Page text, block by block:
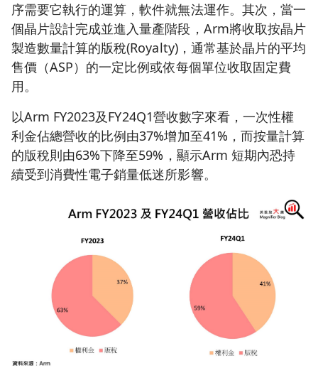
序需要它執行的運算，軟件就無法運作。其次，當一
個晶片設計完成並進入量產階段，Arm將收取按晶片
製造數量計算的版稅(Royalty)，通常基於晶片的平均
售價（ASP）的一定比例或依每個單位收取固定費
用。
以Arm FY2023及FY24Q1營收數字來看，一次性權
利金佔總營收的比例由37%增加至41%，而按量計算
的版稅則由63%下降至59%，顯示Arm 短期內恐持
續受到消費性電子銷量低迷所影響。